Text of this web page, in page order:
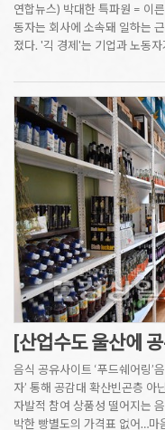
연합뉴스) 박대한 특파원 = 이
동자는 회사에 소속돼 일하는
졌다. '긱 경제'는 기업과 노동
[산업수도 울산에
음식 공유사이트 ‘푸드쉐어링’
자’ 통해 공감대 확산빈곤층
자발적 참여 상품성 떨어지는
박한 빵별도의 가격표 없어…마